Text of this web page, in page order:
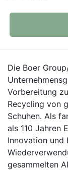
Die Boer
Vorbereitung
Recycling von
Schuhen. Als
als 110 Jahren
Innovation und
gesammelten